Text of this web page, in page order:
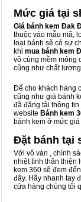
Mức giá tại
Giá bánh kem Đak
thuộc vào mẫu mã,
loại bánh sẽ có sự
khi mua bánh kem
vô cùng mềm mỏng
cũng như chất
Để cho khách hàng
cũng như giá bánh
đã đăng tải thông
website Bánh kem
bánh kem ở mức
Đặt bánh tại
Với vô vàn , chính
nhiệt tình thân thiện
kem 360 sẽ đem
đây. Hãy nhanh tay
cửa hàng chúng tôi